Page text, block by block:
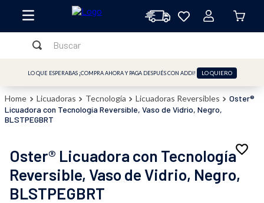
Buscar
LO QUE ESPERABAS ¡COMPRA AHORA Y PAGA DESPUÉS CON ADDI! LO QUIERO
Licuadoras Tecnología Licuadoras Reversibles
Oster®
Licuadora con Tecnología Reversible, Vaso de Vidrio, Negro,
BLSTPEGBRT
Oster® Licuadora con Tecnología
Reversible, Vaso de Vidrio, Negro,
BLSTPEGBRT
TÉRMINOS MÁS BUSCADOS
2 .
freidora
.
sandwichera
.
freidora aire